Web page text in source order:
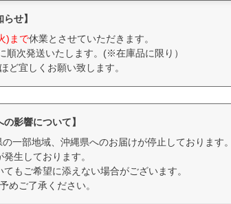
せ】
)まで休業とさせていただきます。
順次発送いたします。(※在庫品に限り）
ど宜しくお願い致します。
影響について】
一部地域、沖縄県へのお届けが停止しております。
生しております。
もご希望に添えない場合がございます。
めご了承ください。